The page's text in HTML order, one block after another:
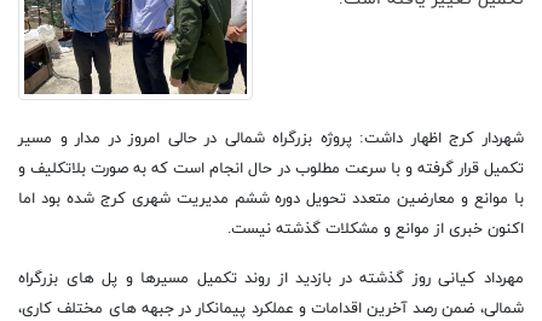
شهردار کرج اظهار داشت: پروژه بزرگراه شمالی در حالی امروز در مدار و مسیر
تکمیل قرار گرفته و با سرعت مطلوب در حال انجام است که به صورت بلاتکلیف و
با موانع و معارضین متعدد تحویل دوره ششم مدیریت شهری کرج شده بود اما
اکنون خبری از موانع و مشکلات گذشته نیست.
مهرداد کیانی روز گذشته در بازدید از روند تکمیل مسیرها و پل های بزرگراه
شمالی، ضمن رصد آخرین اقدامات و عملکرد پیمانکار در جبهه های مختلف کاری،